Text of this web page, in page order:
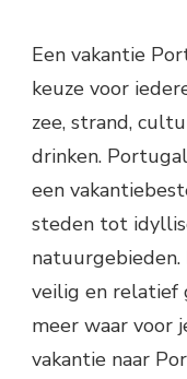
Een vakantie
keuze voor
zee, strand,
drinken.
een
steden tot
veilig en relatief
meer waar voor
vakantie naar